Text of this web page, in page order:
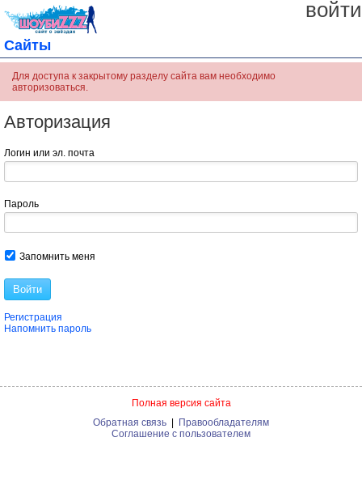
войти
Сайты
Для доступа к закрытому разделу сайта вам необходимо
авторизоваться.
Авторизация
Логин или эл. почта
Пароль
Запомнить меня
Войти
Регистрация
Напомнить пароль
Полная версия сайта
Обратная связь
Правообладателям
Соглашение с пользователем